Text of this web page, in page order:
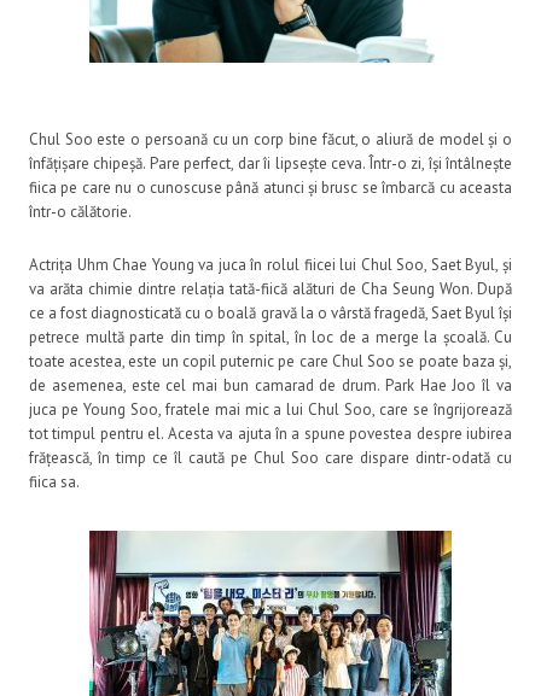
Chul Soo este o persoană cu un corp bine făcut, o aliură de model și o
înfățișare chipeșă. Pare perfect, dar îi lipsește ceva. Într-o zi, își întâlnește
fiica pe care nu o cunoscuse până atunci și brusc se îmbarcă cu aceasta
într-o călătorie.
Actrița Uhm Chae Young va juca în rolul fiicei lui Chul Soo, Saet Byul, și
va arăta chimie dintre relația tată-fiică alături de Cha Seung Won. După
ce a fost diagnosticată cu o boală gravă la o vârstă fragedă, Saet Byul își
petrece multă parte din timp în spital, în loc de a merge la școală. Cu
toate acestea, este un copil puternic pe care Chul Soo se poate baza și,
de asemenea, este cel mai bun camarad de drum. Park Hae Joo îl va
juca pe Young Soo, fratele mai mic a lui Chul Soo, care se îngrijorează
tot timpul pentru el. Acesta va ajuta în a spune povestea despre iubirea
frățească, în timp ce îl caută pe Chul Soo care dispare dintr-odată cu
fiica sa.